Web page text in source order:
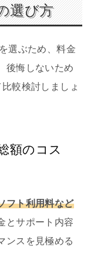
選び方
選ぶため、料金
後悔しないため
較検討しましょ
額のコス
フト利用料など
とサポート内容
ンスを見極める